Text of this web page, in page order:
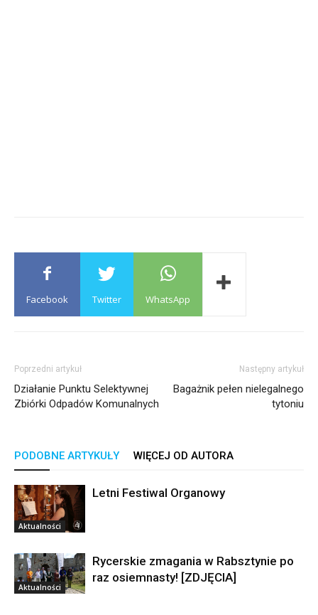
Facebook Twitter WhatsApp
Poprzedni artykuł
Działanie Punktu Selektywnej
Zbiórki Odpadów Komunalnych
Następny artykuł
Bagażnik pełen nielegalnego
tytoniu
PODOBNE ARTYKUŁY WIĘCEJ OD AUTORA
Aktualności
Letni Festiwal Organowy
Aktualności
Rycerskie zmagania w Rabsztynie po
raz osiemnasty! [ZDJĘCIA]